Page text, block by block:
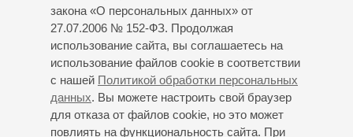
закона «О персональных данных» от
27.07.2006 № 152-ФЗ. Продолжая
использование сайта, вы соглашаетесь на
использование файлов cookie в соответствии
с нашей Политикой обработки персональных
данных. Вы можете настроить свой браузер
для отказа от файлов cookie, но это может
повлиять на функциональность сайта. При
на цыганские темы;Абакшонок: «Расставание в
7.40»; Валеев : «Неугасимое вдохновение»;
«Утушка луговая», Казачья песня «Любо, братцы,
любо»;Донская казачья песня «Ой, при лужку,
при лужке» ;Уугай: «Восход солнца в сердце»;
Песнь Благословления;Фантазия на тему
русской народной песни «Барыня»